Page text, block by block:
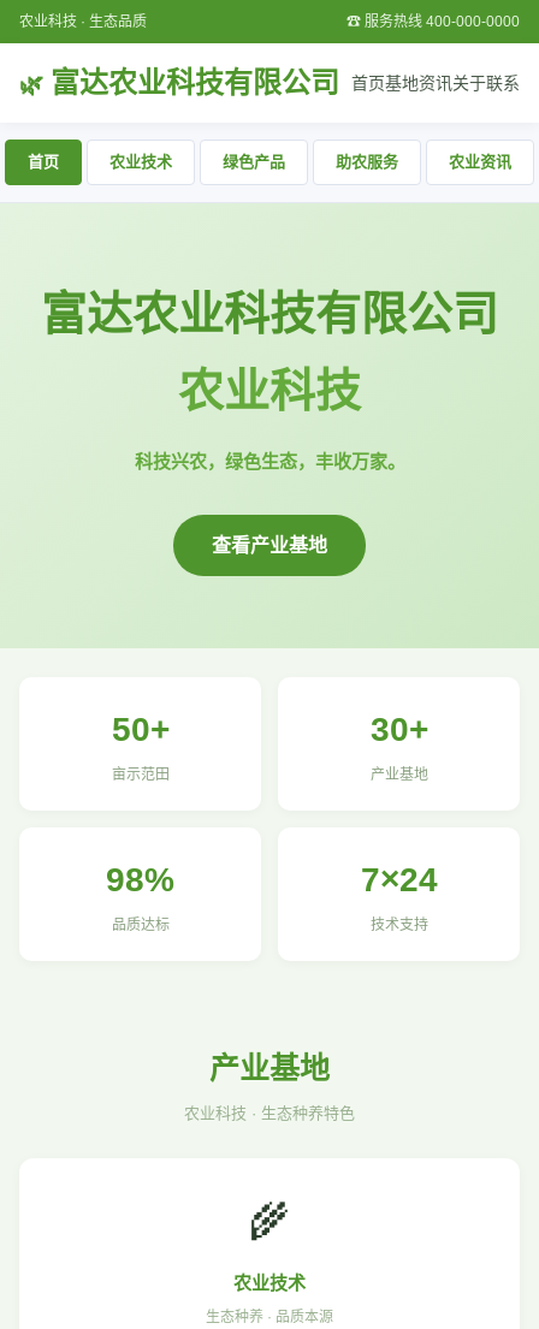
农业科技 · 生态品质 ☎ 服务热线 400-000-0000
富达农业科技有限公司 首页基地资讯关于联系
首页 农业技术 绿色产品 助农服务 农业资讯
富达农业科技有限公司
农业科技
科技兴农，绿色生态，丰收万家。
查看产业基地
50+
亩示范田
30+
产业基地
98%
品质达标
7×24
技术支持
产业基地
农业科技 · 生态种养特色
🌾
农业技术
生态种养 · 品质本源